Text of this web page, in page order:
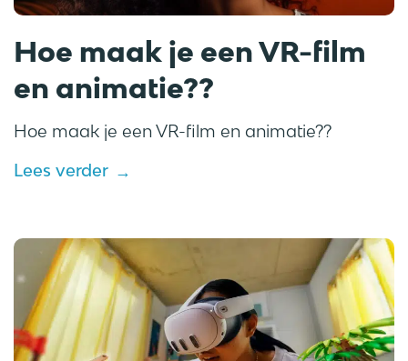
Hoe maak je een VR-film
en animatie??
Hoe maak je een VR-film en animatie??
Lees verder